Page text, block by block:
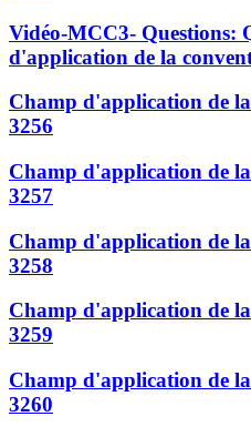
Vidéo-MCC3- Questions:
d'application de la
Champ d'application de
3256
Champ d'application de
3257
Champ d'application de
3258
Champ d'application de
3259
Champ d'application de
3260